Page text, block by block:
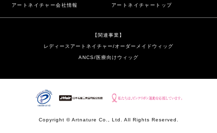
アートネイチャー会社情報 アートネイチャートップ
【関連事業】
レディースアートネイチャー/オーダーメイドウィッグ
ANCS/医療向けウィッグ
Copyright © Artnature Co., Ltd. All Rights Reserved.